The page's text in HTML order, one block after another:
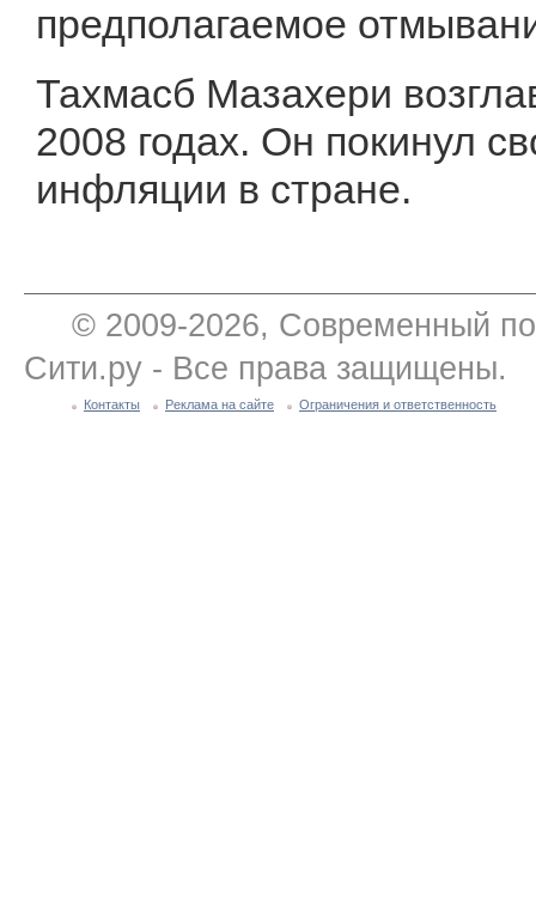
предполагаемое
Тахмасб Мазахери
2008 годах. Он покинул
инфляции в стране.
© 2009-2026, Современный
Сити.ру - Все права защищены.
Контакты Реклама на сайте Ограничения и ответственность